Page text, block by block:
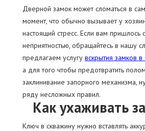
Дверной замок может сломаться в
момент, что обычно вызывает у
настоящий стресс. Если вам пришлось
неприятностью, обращайтесь в нашу
предлагаем услугу вскрытия замков
а для того чтобы предотвратить
заклинивание запорного механизма,
ряду несложных правил.
Как ухаживать
Ключ в скважину нужно вставлять